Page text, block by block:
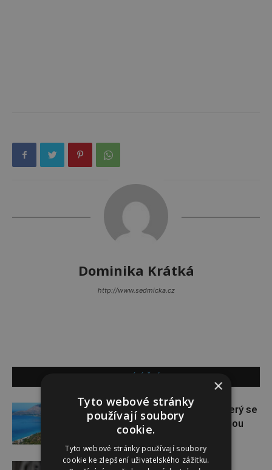
Dominika Krátká
http://www.sedmicka.cz
SOUVISEJÍCÍ ČLÁNKY
Albánie: Skrytý klenot Evropy, který se
stává novou turistickou hvězdou
Šetrná detoxikace lymfy
×
Tyto webové stránky
používají soubory
cookie.
Tyto webové stránky používají soubory
cookie ke zlepšení uživatelského zážitku.